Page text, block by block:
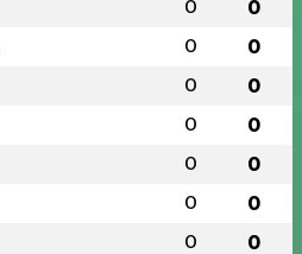
0 0
0 0
0 0
0 0
0 0
0 0
0 0